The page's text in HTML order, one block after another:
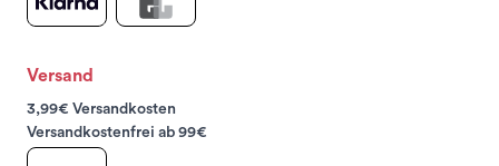
Versand
3,99€ Versandkosten
Versandkostenfrei ab 99€